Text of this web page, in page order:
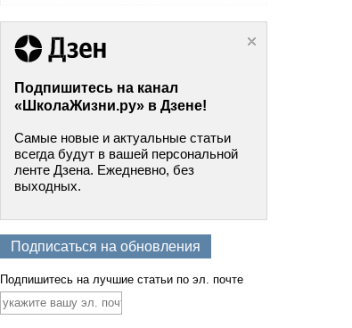
Подпишитесь на канал
«ШколаЖизни.ру» в Дзене!
Самые новые и актуальные статьи
всегда будут в вашей персональной
ленте Дзена. Ежедневно, без
выходных.
Подписаться на обновления
Подпишитесь на лучшие статьи по эл. почте